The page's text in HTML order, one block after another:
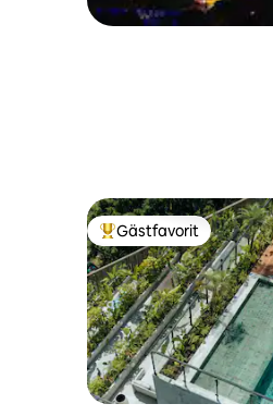
Populär gästfavorit
Gästfavorit